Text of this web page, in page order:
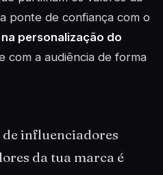
ponte de confiança com o
personalização do
com a audiência de forma
influenciadores
da tua marca é